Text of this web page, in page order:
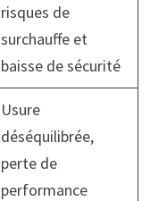
risques de
surchauffe et
baisse de sécurité
Usure
déséquilibrée,
perte de
performance